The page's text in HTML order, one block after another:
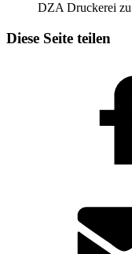
DZA Druckerei
Diese Seite teilen